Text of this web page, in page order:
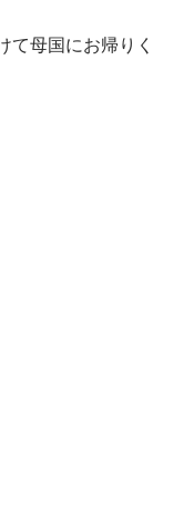
て母国にお帰りく